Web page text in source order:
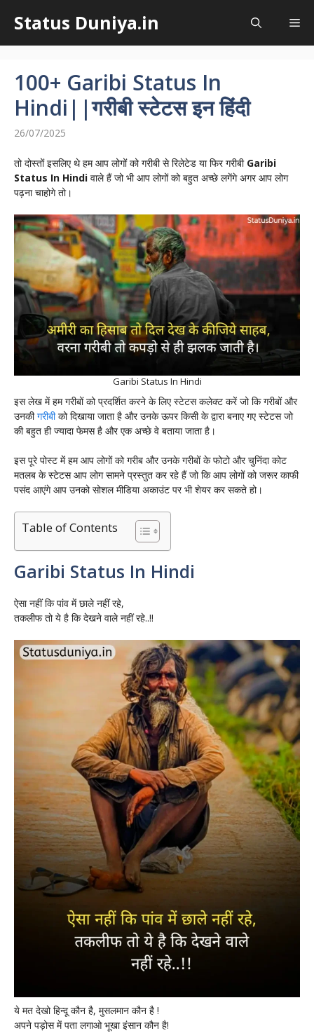
Status Duniya.in
100+ Garibi Status In
Hindi||गरीबी स्टेटस इन हिंदी
26/07/2025
तो दोस्तों इसलिए थे हम आप लोगों को गरीबी से रिलेटेड या फिर गरीबी Garibi
Status In Hindi वाले हैं जो भी आप लोगों को बहुत अच्छे लगेंगे अगर आप लोग
पढ़ना चाहोगे तो।
Garibi Status In Hindi
इस लेख में हम गरीबों को प्रदर्शित करने के लिए स्टेटस कलेक्ट करें जो कि गरीबों और
उनकीगरीबीको दिखाया जाता है और उनके ऊपर किसी के द्वारा बनाए गए स्टेटस जो
की बहुत ही ज्यादा फेमस है और एक अच्छे वे बताया जाता है।
इस पूरे पोस्ट में हम आप लोगों को गरीब और उनके गरीबों के फोटो और चुनिंदा कोट
मतलब के स्टेटस आप लोग सामने प्रस्तुत कर रहे हैं जो कि आप लोगों को जरूर काफी
पसंद आएंगे आप उनको सोशल मीडिया अकाउंट पर भी शेयर कर सकते हो।
Table of Contents
Garibi Status In Hindi
ऐसा नहीं कि पांव में छाले नहीं रहे,
तकलीफ तो ये है कि देखने वाले नहीं रहे..!!
ये मत देखो हिन्दू कौन है, मुसलमान कौन है !
अपने पड़ोस में पता लगाओ भूखा इंसान कौन है!